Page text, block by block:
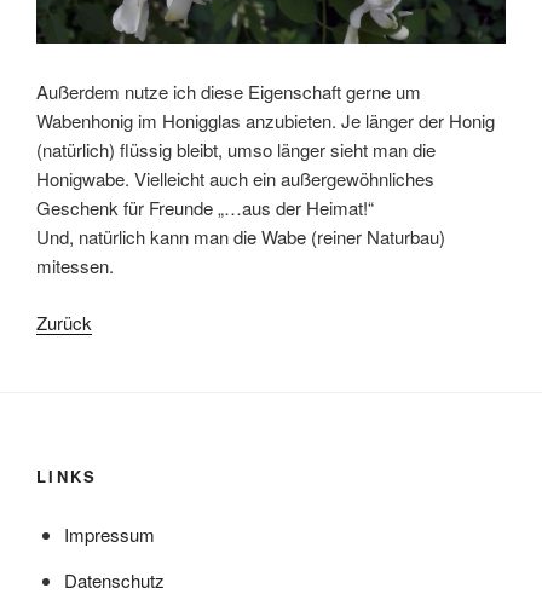
Außerdem nutze ich diese Eigenschaft gerne um
Wabenhonig im Honigglas anzubieten. Je länger der Honig
(natürlich) flüssig bleibt, umso länger sieht man die
Honigwabe. Vielleicht auch ein außergewöhnliches
Geschenk für Freunde „…aus der Heimat!“
Und, natürlich kann man die Wabe (reiner Naturbau)
mitessen.
Zurück
LINKS
Impressum
Datenschutz